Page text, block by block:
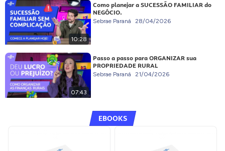
10:28
Como planejar a SUCESSÃO FAMILIAR do
NEGÓCIO.
Sebrae Paraná 28/04/2026
07:43
Passo a passo para ORGANIZAR sua
PROPRIEDADE RURAL
Sebrae Paraná 21/04/2026
EBOOKS